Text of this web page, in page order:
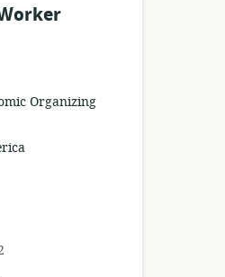
Organizing